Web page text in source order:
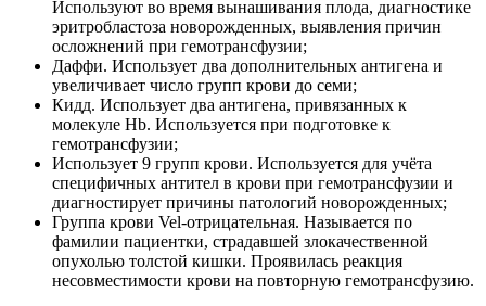
Используют во время вынашивания плода, диагностике
эритробластоза новорожденных, выявления причин
осложнений при гемотрансфузии;
Даффи. Использует два дополнительных антигена и
увеличивает число групп крови до семи;
Кидд. Использует два антигена, привязанных к
молекуле Hb. Используется при подготовке к
гемотрансфузии;
Использует 9 групп крови. Используется для учёта
специфичных антител в крови при гемотрансфузии и
диагностирует причины патологий новорожденных;
Группа крови Vel-отрицательная. Называется по
фамилии пациентки, страдавшей злокачественной
опухолью толстой кишки. Проявилась реакция
несовместимости крови на повторную гемотрансфузию.